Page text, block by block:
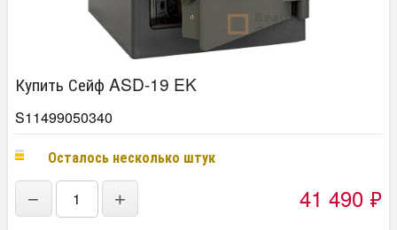
Купить Сейф ASD-19 EK
S11499050340
Осталось несколько штук
− + 41 490 ₽